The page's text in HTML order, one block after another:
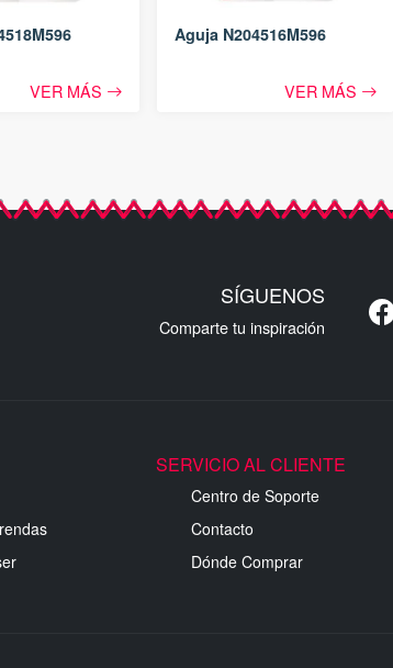
VER MÁS
Aguja N204516M596
VER MÁS
SÍGUENOS
Comparte tu inspiración
SERVICIO AL CLIENTE
Centro de Soporte
Contacto
Dónde Comprar